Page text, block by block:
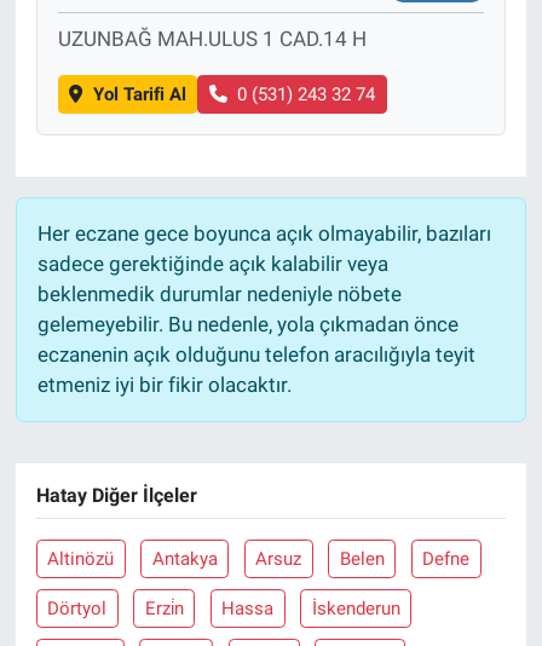
UZUNBAĞ MAH.ULUS 1 CAD.14 H
Yol Tarifi Al 0 (531) 243 32 74
Her eczane gece boyunca açık olmayabilir, bazıları
sadece gerektiğinde açık kalabilir veya
beklenmedik durumlar nedeniyle nöbete
gelemeyebilir. Bu nedenle, yola çıkmadan önce
eczanenin açık olduğunu telefon aracılığıyla teyit
etmeniz iyi bir fikir olacaktır.
Hatay Diğer İlçeler
Altinözü Antakya Arsuz Belen Defne
Dörtyol Erzi̇n Hassa İskenderun